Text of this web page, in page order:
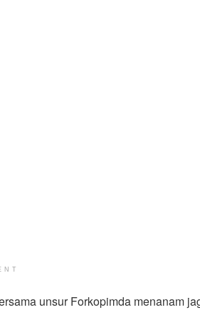
unsur Forkopimda menanam